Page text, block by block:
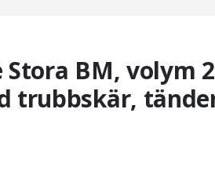
Stora BM, volym
trubbskär,